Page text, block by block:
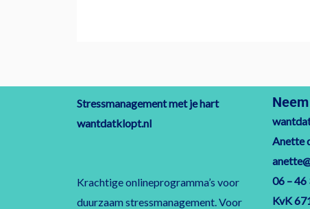
Stressmanagement met je hart
wantdatklopt.nl
Krachtige onlineprogramma’s voor
duurzaam stressmanagement. Voor
Anette
06 – 46
KvK